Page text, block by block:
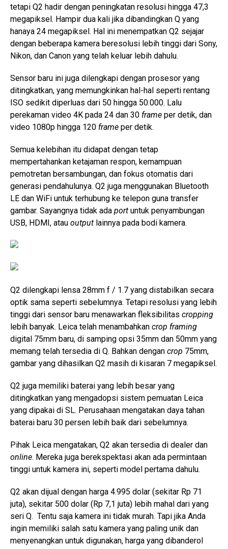
tetapi Q2 hadir dengan peningkatan resolusi hingga 47,3
megapiksel. Hampir dua kali jika dibandingkan Q yang
hanaya 24 megapiksel. Hal ini menempatkan Q2 sejajar
dengan beberapa kamera beresolusi lebih tinggi dari Sony,
Nikon, dan Canon yang telah keluar lebih dahulu.
Sensor baru ini juga dilengkapi dengan prosesor yang
ditingkatkan, yang memungkinkan hal-hal seperti rentang
ISO sedikit diperluas dari 50 hingga 50.000. Lalu
perekaman video 4K pada 24 dan 30 frame per detik, dan
video 1080p hingga 120 frame per detik.
Semua kelebihan itu didapat dengan tetap
mempertahankan ketajaman respon, kemampuan
pemotretan bersambungan, dan fokus otomatis dari
generasi pendahulunya. Q2 juga menggunakan Bluetooth
LE dan WiFi untuk terhubung ke telepon guna transfer
gambar. Sayangnya tidak ada port untuk penyambungan
USB, HDMI, atau output lainnya pada bodi kamera.
Q2 dilengkapi lensa 28mm f / 1.7 yang distabilkan secara
optik sama seperti sebelumnya. Tetapi resolusi yang lebih
tinggi dari sensor baru menawarkan fleksibilitas cropping
lebih banyak. Leica telah menambahkan crop framing
digital 75mm baru, di samping opsi 35mm dan 50mm yang
memang telah tersedia di Q. Bahkan dengan crop 75mm,
gambar yang dihasilkan Q2 masih di kisaran 7 megapiksel.
Q2 juga memiliki baterai yang lebih besar yang
ditingkatkan yang mengadopsi sistem pemuatan Leica
yang dipakai di SL. Perusahaan mengatakan daya tahan
baterai baru 30 persen lebih baik dari sebelumnya.
Pihak Leica mengatakan, Q2 akan tersedia di dealer dan
online. Mereka juga berekspektasi akan ada permintaan
tinggi untuk kamera ini, seperti model pertama dahulu.
Q2 akan dijual dengan harga 4.995 dolar (sekitar Rp 71
juta), sekitar 500 dolar (Rp 7,1 juta) lebih mahal dari yang
seri Q. Tentu saja kamera ini tidak murah. Tapi jika Anda
ingin memiliki salah satu kamera yang paling unik dan
menyenangkan untuk digunakan, harga yang dibanderol